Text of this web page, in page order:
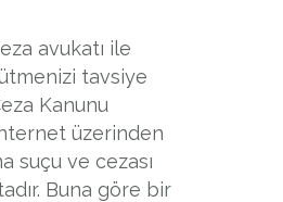
avukatı ile
tavsiye
Kanunu
üzerinden
suçu ve cezası
Buna göre bir